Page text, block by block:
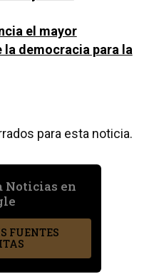
el mayor
democracia para la
para esta noticia.
Noticias en
FUENTES